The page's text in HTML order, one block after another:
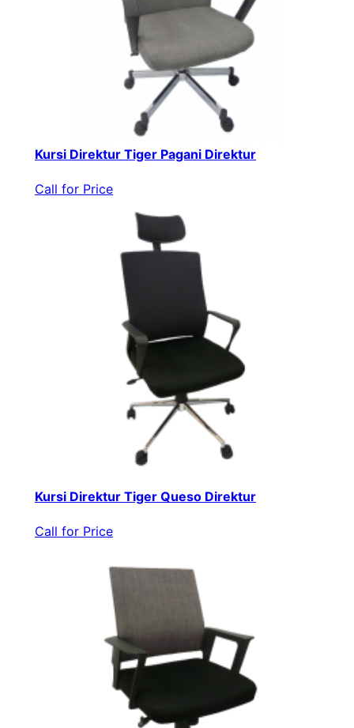
Kursi Direktur Tiger Pagani Direktur
Call for Price
Kursi Direktur Tiger Queso Direktur
Call for Price